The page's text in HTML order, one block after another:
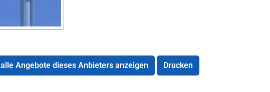
alle Angebote dieses Anbieters anzeigen Drucken